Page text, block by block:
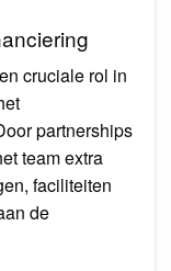
cruciale rol in
partnerships
team extra
faciliteiten
de